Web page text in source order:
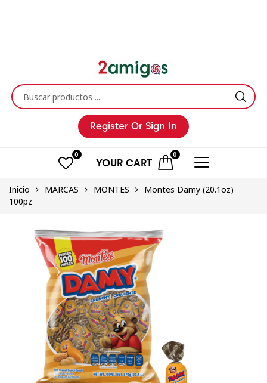
Register Or Sign In
0 0
YOUR CART
Inicio MARCAS MONTES
Montes Damy (20.1oz)
100pz